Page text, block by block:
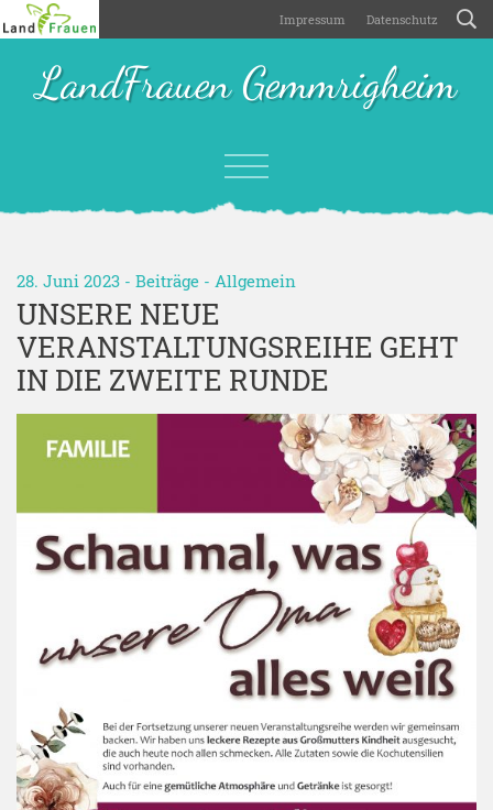
Impressum Datenschutz
LandFrauen Gemmrigheim
28. Juni 2023 - Beiträge - Allgemein
UNSERE NEUE
VERANSTALTUNGSREIHE GEHT
IN DIE ZWEITE RUNDE